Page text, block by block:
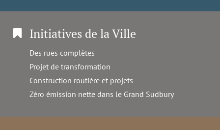
Initiatives de la Ville
Des rues complètes
Projet de transformation
Construction routière et projets
Zéro émission nette dans le Grand Sudbury